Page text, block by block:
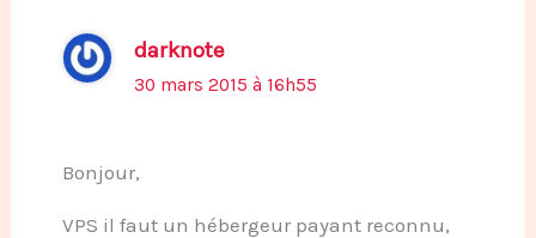
darknote
30 mars 2015 à 16h55
Bonjour,
VPS il faut un hébergeur payant reconnu,